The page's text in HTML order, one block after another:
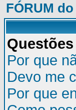
FÓRUM
Por que
Devo me
Por que